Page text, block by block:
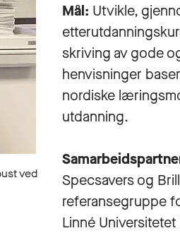
ved
Mål: Utvikle,
skriving av gode
henvisninger
nordiske
utdanning.
Specsavers og
referansegruppe
Linné